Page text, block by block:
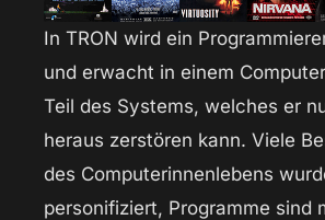
In TRON wird ein
und erwacht in einem
Teil des Systems, welches er
heraus zerstören kann. Viele
des Computerinnenlebens
personifiziert, Programme sind